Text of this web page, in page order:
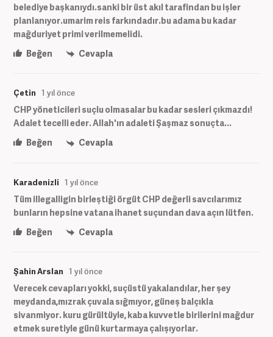
belediye başkanıydı.sanki bir üst akıl tarafindan bu işler
planlanıyor.umarim reis farkındadır.bu adama bu kadar
mağduriyet primi verilmemelidi.
Beğen
Cevapla
Çetin 1 yıl önce
CHP yöneticileri suçlu olmasalar bu kadar sesleri çıkmazdı!
Adalet tecelli eder. Allah'ın adaleti Şaşmaz sonuçta...
Beğen
Cevapla
Karadenizli 1 yıl önce
Tüm illegalligin birleştiği örgüt CHP değerli savcılarımız
bunların hepsine vatana ihanet suçundan dava açın lütfen.
Beğen
Cevapla
Şahin Arslan 1 yıl önce
Verecek cevapları yokki, suçüstü yakalandılar, her şey
meydanda,mızrak çuvala sığmıyor, güneş balçıkla
sivanmiyor. kuru gürültüyle, kaba kuvvetle birilerini mağdur
etmek suretiyle günü kurtarmaya çalışıyorlar.